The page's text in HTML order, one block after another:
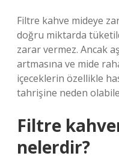
Filtre kahve mideye
doğru miktarda
zarar vermez. Ancak
artmasına ve mide
içeceklerin özellikle
tahrişine neden
Filtre
nelerdir?